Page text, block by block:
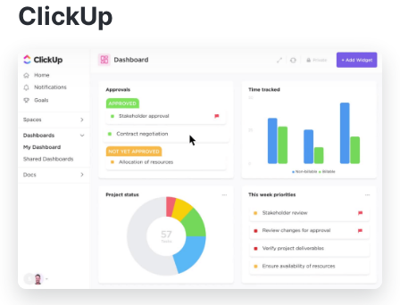
ClickUp